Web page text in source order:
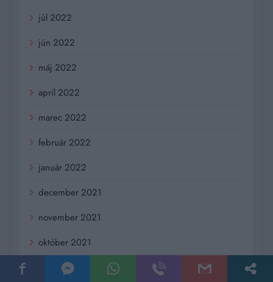
júl 2022
jún 2022
máj 2022
apríl 2022
marec 2022
február 2022
január 2022
december 2021
november 2021
október 2021
september 2021